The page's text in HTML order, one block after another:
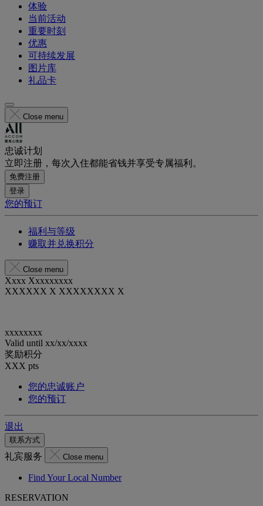
体验
当前活动
重要时刻
优惠
可持续发展
图片库
礼品卡
Close menu
忠诚计划
立即注册，每次入住都能省钱并享受专属福利。
免费注册
登录
您的预订
福利与等级
赚取并兑换积分
Close menu
Xxxx Xxxxxxxxx
XXXXXX X XXXXXXXX X
xxxxxxxx
Valid until xx/xx/xxxx
奖励积分
XXX pts
您的忠诚账户
您的预订
退出
联系方式
礼宾服务 Close menu
Find Your Local Number
RESERVATION